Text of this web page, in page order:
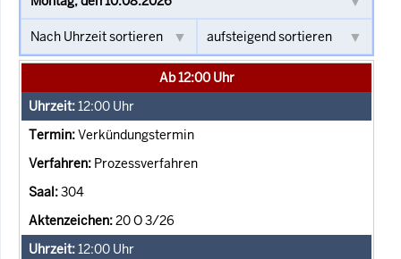
Ab 12:00 Uhr
12:00 Uhr
Verkündungstermin
Prozessverfahren
304
20 O 3/26
12:00 Uhr